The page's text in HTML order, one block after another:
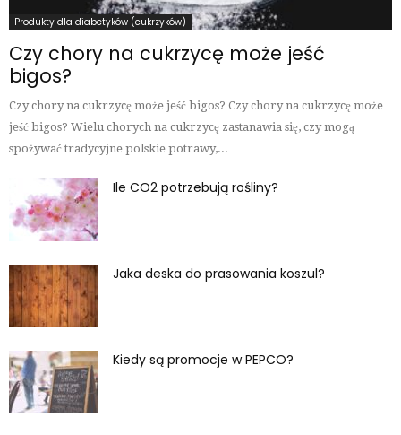
Produkty dla diabetyków (cukrzyków)
Czy chory na cukrzycę może jeść
bigos?
Czy chory na cukrzycę może jeść bigos? Czy chory na cukrzycę może
jeść bigos? Wielu chorych na cukrzycę zastanawia się, czy mogą
spożywać tradycyjne polskie potrawy,...
Ile CO2 potrzebują rośliny?
Jaka deska do prasowania koszul?
Kiedy są promocje w PEPCO?